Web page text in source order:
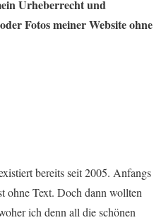
Urheberrecht und
Fotos meiner Website ohne
bereits seit 2005. Anfangs
ohne Text. Doch dann wollten
ich denn all die schönen